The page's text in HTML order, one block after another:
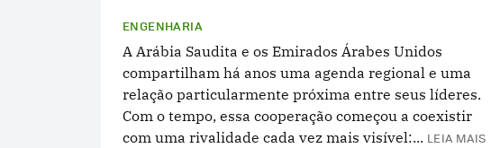
ENGENHARIA
A Arábia Saudita e os Emirados Árabes Unidos
compartilham há anos uma agenda regional e uma
relação particularmente próxima entre seus líderes.
Com o tempo, essa cooperação começou a coexistir
com uma rivalidade cada vez mais visível:... LEIA MAIS